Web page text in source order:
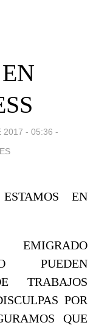
2017 - 05:36 -
EN
PUEDEN
TRABAJOS
POR
QUE